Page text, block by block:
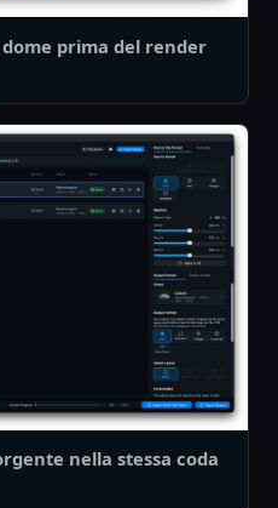
prima del render
nella stessa coda